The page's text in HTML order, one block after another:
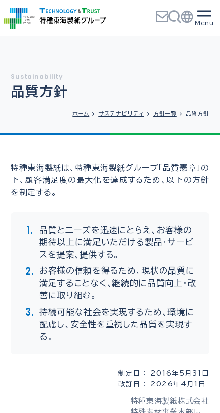
品質方針
ホーム サステナビリティ 方針一覧 品質方針
特種東海製紙は、特種東海製紙グループ「品質憲章」の
下、顧客満足度の最大化を達成するため、以下の方針
を制定する。
品質とニーズを迅速にとらえ、お客様の
期待以上に満足いただける製品・サービ
スを提案、提供する。
お客様の信頼を得るため、現状の品質に
満足することなく、継続的に品質向上・改
善に取り組む。
持続可能な社会を実現するため、環境に
配慮し、安全性を重視した品質を実現す
る。
制定日 ： 2016年5月31日
改訂日 ： 2026年4月1日
特種東海製紙株式会社